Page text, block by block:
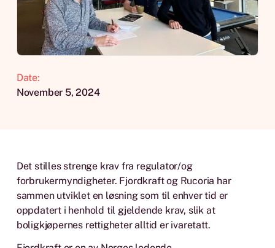
Date:
November 5, 2024
Det stilles strenge krav fra regulator/og
forbrukermyndigheter. Fjordkraft og Rucoria har
sammen utviklet en løsning som til enhver tid er
oppdatert i henhold til gjeldende krav, slik at
boligkjøpernes rettigheter alltid er ivaretatt.